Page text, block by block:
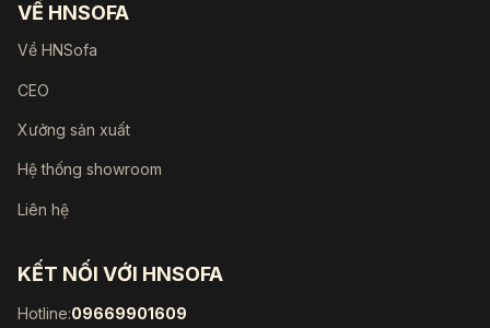
VỀ HNSOFA
Về HNSofa
CEO
Xưởng sản xuất
Hệ thống showroom
Liên hệ
KẾT NỐI VỚI HNSOFA
Hotline:09669901609